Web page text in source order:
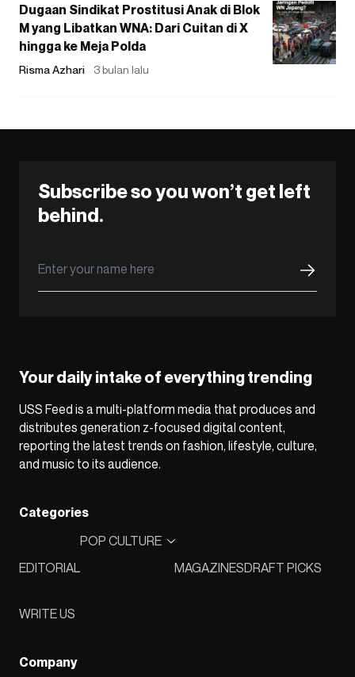
Dugaan Sindikat Prostitusi Anak di Blok
M yang Libatkan WNA: Dari Cuitan di X
hingga ke Meja Polda
Risma Azhari 3 bulan lalu
Subscribe so you won’t get left
behind.
Your daily intake of everything trending
USS Feed is a multi-platform media that produces and
distributes generation z-focused digital content,
reporting the latest trends on fashion, lifestyle, culture,
and music to its audience.
Categories
EDITORIAL
POP CULTURE
MAGAZINESDRAFT PICKS
WRITE US
Company